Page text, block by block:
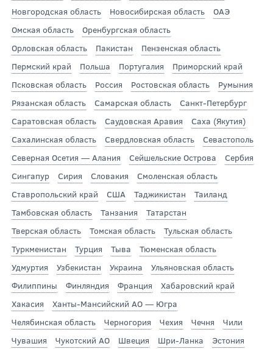
Новгородская область
Новосибирская область
ОАЭ
Омская область
Оренбургская область
Орловская область
Пакистан
Пензенская область
Пермский край
Польша Португалия
Приморский край
Псковская область
Россия Ростовская область
Румыния
Рязанская область
Самарская область
Санкт-Петербург
Саратовская область
Саудовская Аравия
Саха (Якутия)
Сахалинская область
Свердловская область
Севастополь
Северная Осетия — Алания
Сейшельские Острова
Сербия
Сингапур
Сирия Словакия
Смоленская область
Ставропольский край
США Таджикистан
Таиланд
Тамбовская область
Танзания
Татарстан
Тверская область
Томская область
Тульская область
Туркменистан
Турция Тыва
Тюменская область
Удмуртия
Узбекистан Украина
Ульяновская область
Филиппины
Финляндия Франция
Хабаровский край
Хакасия
Ханты-Мансийский АО — Югра
Челябинская область
Черногория Чехия Чечня
Чили
Чувашия
Чукотский АО Швеция Шри-Ланка
Эстония